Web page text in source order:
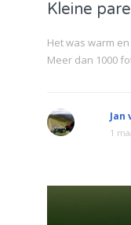
Kleine
Het was warm
Meer dan 1000
Jan
1